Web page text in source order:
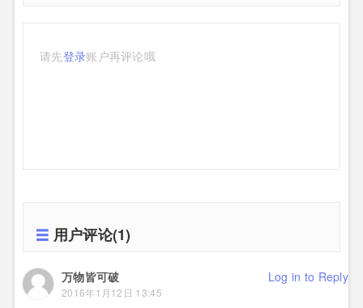
请先登录账户再评论哦
用户评论(1)
万物皆可破
2016年1月12日 13:45
Log in to Reply